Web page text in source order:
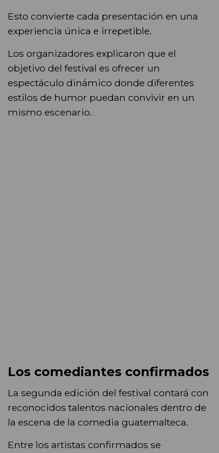
Esto convierte cada presentación en una
experiencia única e irrepetible.
Los organizadores explicaron que el
objetivo del festival es ofrecer un
espectáculo dinámico donde diferentes
estilos de humor puedan convivir en un
mismo escenario.
Los comediantes confirmados
La segunda edición del festival contará con
reconocidos talentos nacionales dentro de
la escena de la comedia guatemalteca.
Entre los artistas confirmados se